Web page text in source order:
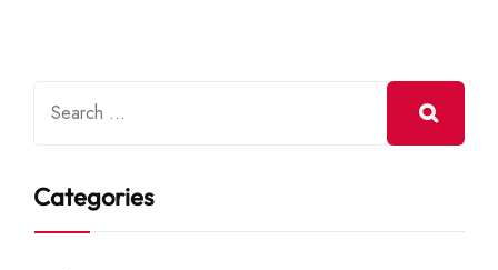
Categories